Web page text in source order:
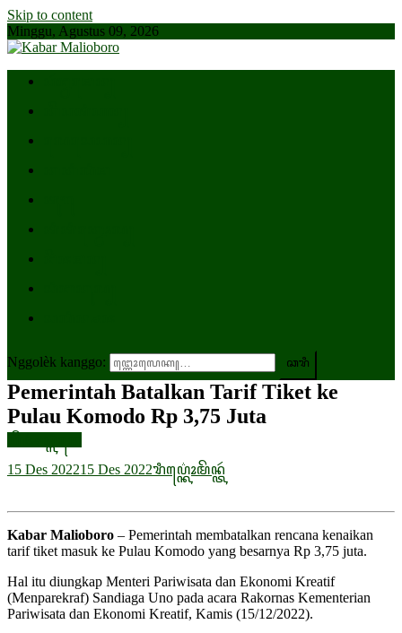
Skip to content
Minggu, Agustus 09, 2026
Nggolèk kanggo:
Pemerintah Batalkan Tarif Tiket ke
Pulau Komodo Rp 3,75 Juta
15 Des 202215 Des 2022ꦫꦶꦥ꦳꧀ꦏꦺꦴꦩꦼꦤ꧀ꦠꦂ
Kabar Malioboro – Pemerintah membatalkan rencana kenaikan
tarif tiket masuk ke Pulau Komodo yang besarnya Rp 3,75 juta.
Hal itu diungkap Menteri Pariwisata dan Ekonomi Kreatif
(Menparekraf) Sandiaga Uno pada acara Rakornas Kementerian
Pariwisata dan Ekonomi Kreatif, Kamis (15/12/2022).